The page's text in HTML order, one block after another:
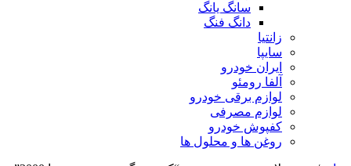
سانگ یانگ
دانگ فنگ
زانتیا
سایپا
ایران خودرو
آلفا رومئو
لوازم برقی خودرو
لوازم مصرفی
کفپوش خودرو
روغن ها و محلول ها